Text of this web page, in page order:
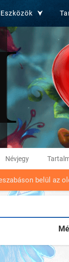
Eszközök
Névjegy
belül az